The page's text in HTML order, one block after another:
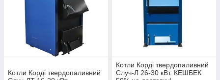
Котли Корді твердопаливний
Котли Корді твердопаливний
Случ-Л 26-30 кВт. КЕШБЕК